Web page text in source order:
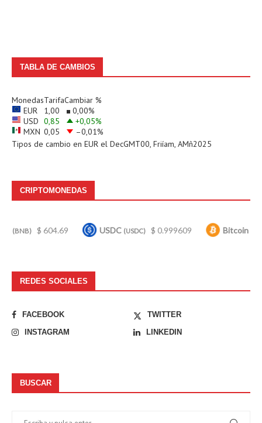
TABLA DE CAMBIOS
MonedasTarifaCambiar %
EUR
1,00 0,00%
USD 0,85 +0,05%
MXN 0,05 –0,01%
Tipos de cambio en EUR el DecGMT00, Friíam, AMñ2025
CRIPTOMONEDAS
$ 604.69 USDC(USDC) $ 0.999609 Bitcoin (BTC) $
REDES SOCIALES
FACEBOOK
TWITTER
INSTAGRAM
LINKEDIN
BUSCAR